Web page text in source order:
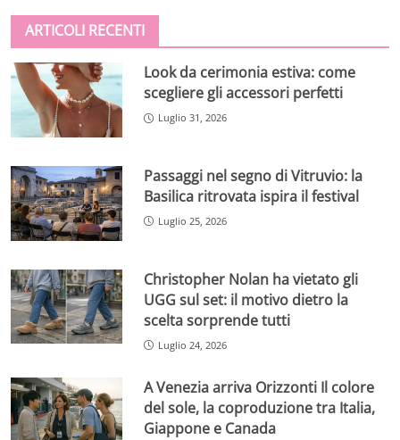
ARTICOLI RECENTI
Look da cerimonia estiva: come
scegliere gli accessori perfetti
Luglio 31, 2026
Passaggi nel segno di Vitruvio: la
Basilica ritrovata ispira il festival
Luglio 25, 2026
Christopher Nolan ha vietato gli
UGG sul set: il motivo dietro la
scelta sorprende tutti
Luglio 24, 2026
A Venezia arriva Orizzonti Il colore
del sole, la coproduzione tra Italia,
Giappone e Canada